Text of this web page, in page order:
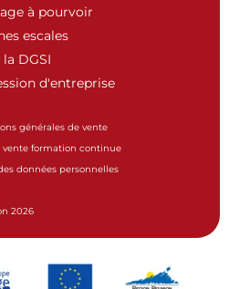
à pourvoir
escales
DGSI
d'entreprise
générales de vente
vente formation continue
données personnelles
2026